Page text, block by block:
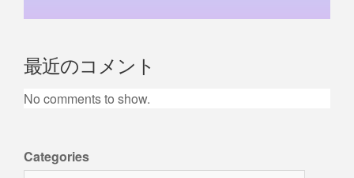
最近のコメント
No comments to show.
Categories